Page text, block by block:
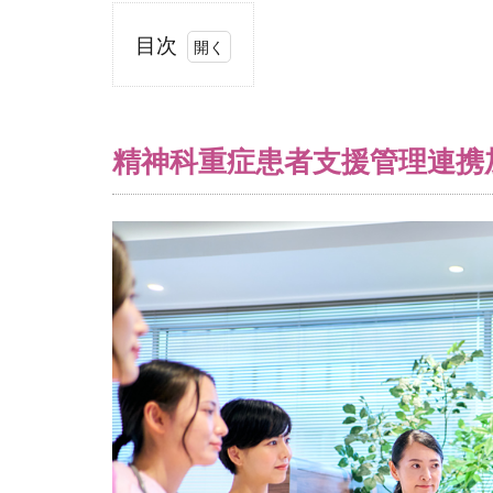
目次
1
科
重
症
者
支
援
管
理
連
携
加
精神科重症患者支援管理連